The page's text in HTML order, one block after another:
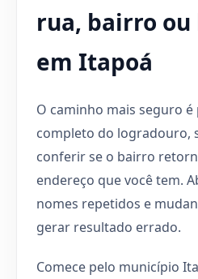
rua, bairro
em Itapoá
O caminho mais seguro
completo do logradouro,
conferir se o bairro
endereço que você tem.
nomes repetidos e
gerar resultado errado.
Comece pelo município